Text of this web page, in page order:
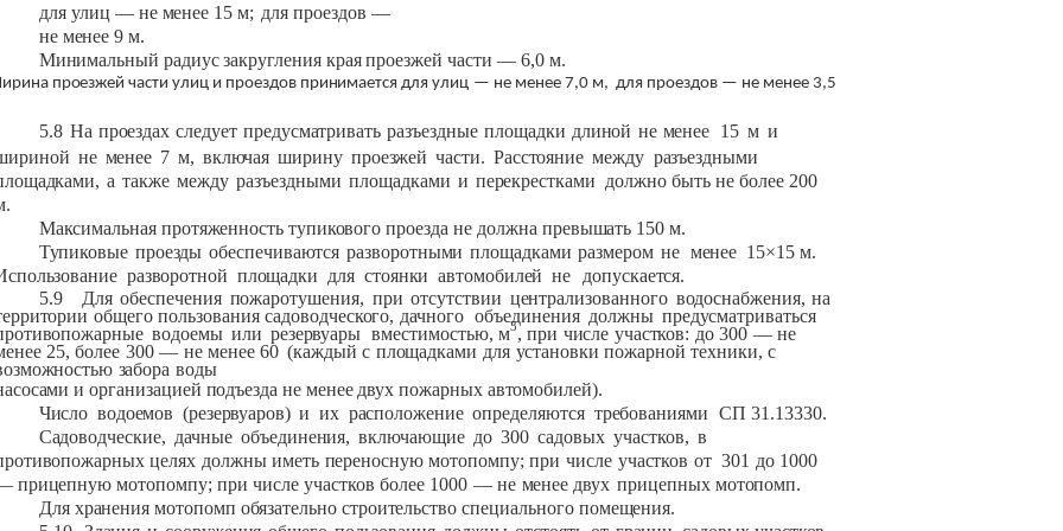
для улиц — неменее 15 м; для проездов —
неменее9м.
Минимальный радиус закругления края проезжей части — 6,0 м.
проезжей части улиц и проездов принимается для улиц — не менее 7,0 м, для проездов — не менее 3,5
5.8 На проездах следует предусматривать разъездные площадки длиной не менее 15 м и
не менее 7 м, включая ширину проезжей части. Расстояние между разъездными
а также между разъездными площадками и перекрестками должно быть не более 200
Максимальная протяженность тупикового проезда не должна превышать 150 м.
Тупиковые проезды обеспечиваются разворотными площадками размером не менее 15×15 м.
разворотной площадки для стоянки автомобилей не
допускается.
5.9
Для обеспечения пожаротушения, при отсутствии централизованного водоснабжения, на
общего пользования садоводческого, дачного объединения должны предусматриваться
водоемы или резервуары вместимостью, м3, при числе участков: до 300 — не
25, более 300 — не менее 60 (каждый с площадками для установки пожарной техники, с
забора воды
иорганизацией подъезда неменее двух пожарных автомобилей).
Число водоемов (резервуаров) и их расположение определяются требованиями СП 31.13330.
Садоводческие, дачные объединения, включающие до 300 садовых участков, в
целях должны иметь переносную мотопомпу; при числе участков от 301 до 1000
прицепную мотопомпу; при числе участков более 1000 — не менее двух прицепных мотопомп.
Для хранения мотопомп обязательно строительство специального помещения.